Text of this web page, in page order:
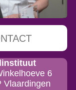
6
Vlaardingen